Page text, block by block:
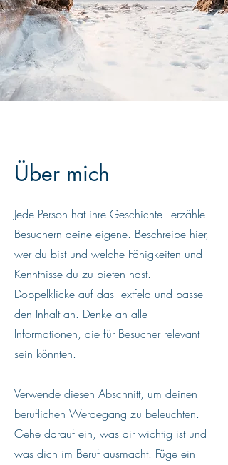
Über mich
Jede Person hat ihre Geschichte - erzähle
Besuchern deine eigene. Beschreibe hier,
wer du bist und welche Fähigkeiten und
Kenntnisse du zu bieten hast.
Doppelklicke auf das Textfeld und passe
den Inhalt an. Denke an alle
Informationen, die für Besucher relevant
sein könnten.
Verwende diesen Abschnitt, um deinen
beruflichen Werdegang zu beleuchten.
Gehe darauf ein, was dir wichtig ist und
was dich im Beruf ausmacht. Füge ein